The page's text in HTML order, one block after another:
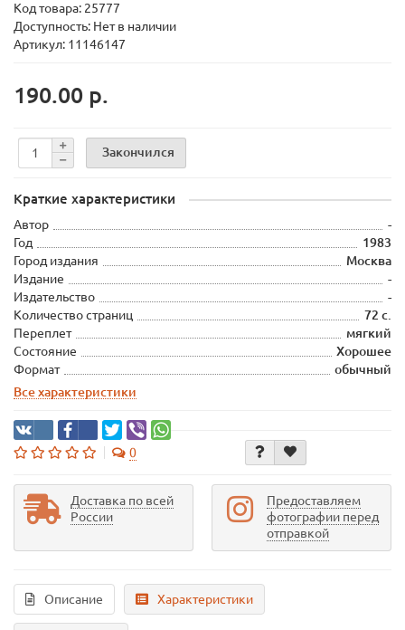
Код товара: 25777
Доступность: Нет в наличии
Артикул: 11146147
190.00 р.
Закончился
Краткие характеристики
Автор
-
Год
1983
Город издания
Москва
Издание
-
Издательство
-
Количество страниц
72 с.
Переплет
мягкий
Состояние
Хорошее
Формат
обычный
Все характеристики
0
Доставка по всей
России
Предоставляем
фотографии перед
отправкой
Описание Характеристики